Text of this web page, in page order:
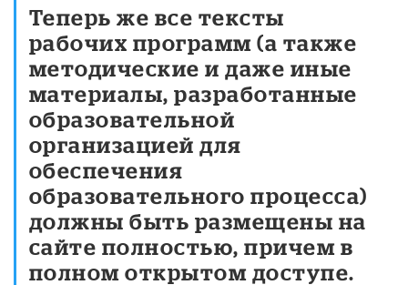
Теперь же все тексты
рабочих программ (а также
методические и даже иные
материалы, разработанные
образовательной
организацией для
обеспечения
образовательного процесса)
должны быть размещены на
сайте полностью, причем в
полном открытом доступе.